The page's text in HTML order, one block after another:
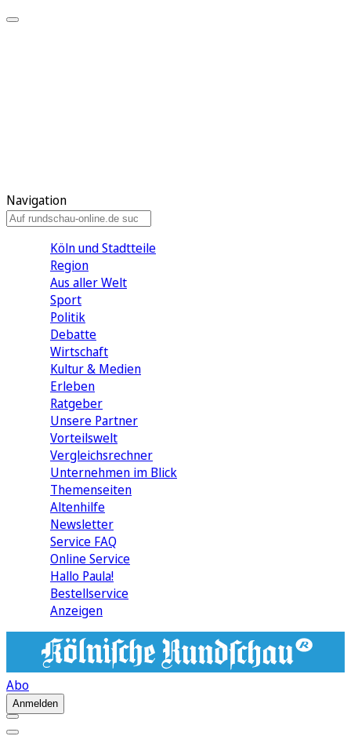
Navigation
Köln und Stadtteile
Region
Aus aller Welt
Sport
Politik
Debatte
Wirtschaft
Kultur & Medien
Erleben
Ratgeber
Unsere Partner
Vorteilswelt
Vergleichsrechner
Unternehmen im Blick
Themenseiten
Altenhilfe
Newsletter
Service FAQ
Online Service
Hallo Paula!
Bestellservice
Anzeigen
Abo
Anmelden